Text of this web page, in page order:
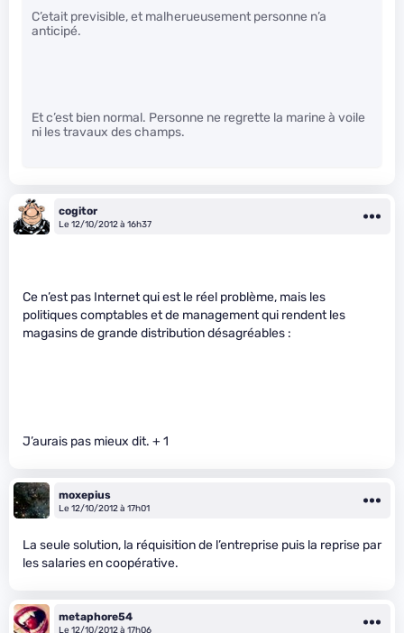
C’etait previsible, et malherueusement personne n’a
anticipé.
Et c’est bien normal. Personne ne regrette la marine à voile
ni les travaux des champs.
cogitor
Le 12/10/2012 à 16h37
Ce n’est pas Internet qui est le réel problème, mais les
politiques comptables et de management qui rendent les
magasins de grande distribution désagréables :
J’aurais pas mieux dit. + 1
moxepius
Le 12/10/2012 à 17h01
La seule solution, la réquisition de l’entreprise puis la reprise par
les salaries en coopérative.
metaphore54
Le 12/10/2012 à 17h06